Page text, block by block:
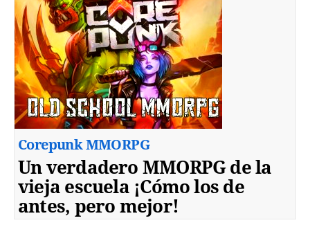
Corepunk MMORPG
Un verdadero MMORPG de la
vieja escuela ¡Cómo los de
antes, pero mejor!